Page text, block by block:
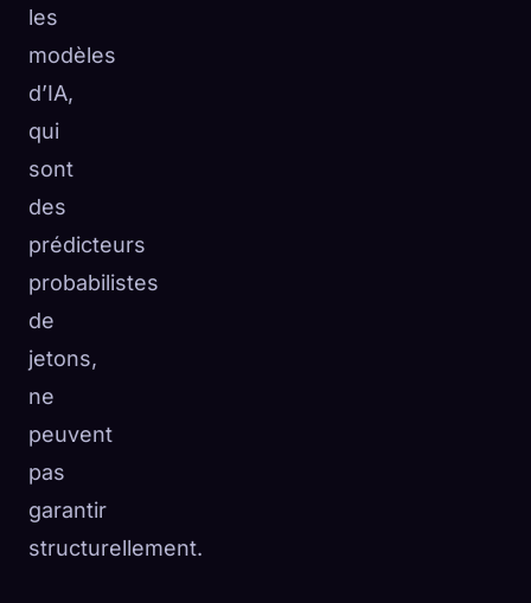
les
modèles
d’IA,
qui
sont
des
prédicteurs
probabilistes
de
jetons,
ne
peuvent
pas
garantir
structurellement.